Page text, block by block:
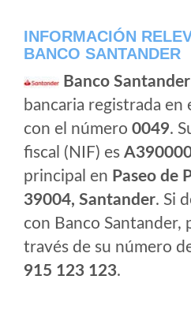
INFORMACIÓN
BANCO SANTANDER
Banco Santander
bancaria registrada en
con el número 0049.
fiscal (NIF) es
principal en Paseo de
39004, Santander. Si
con Banco Santander,
través de su número
915 123 123.